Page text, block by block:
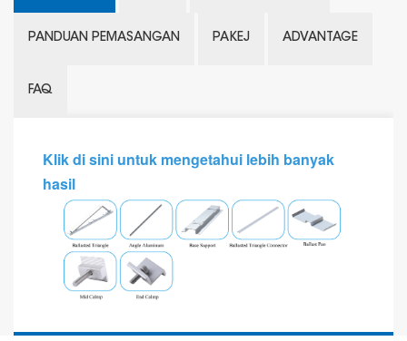
PANDUAN PEMASANGAN PAKEJ ADVANTAGE
FAQ
Klik di sini untuk mengetahui lebih banyak
hasil